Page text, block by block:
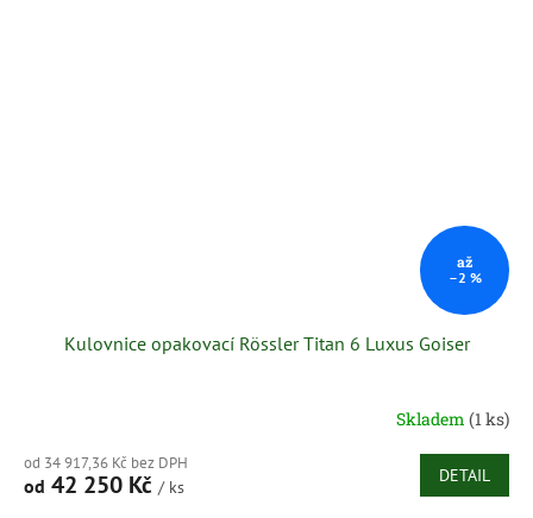
až
–2 %
Kulovnice opakovací Rössler Titan 6 Luxus Goiser
Skladem (1 ks)
od 34 917,36 Kč bez DPH
od 42 250 Kč / ks
DETAIL